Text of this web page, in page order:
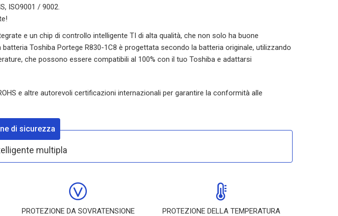
ISO9001 / 9002.
e un chip di controllo intelligente TI di alta qualità, che non solo ha buone
batteria Toshiba Portege R830-1C8 è progettata secondo la batteria originale, utilizzando
che possono essere compatibili al 100% con il tuo Toshiba e adattarsi
e altre autorevoli certificazioni internazionali per garantire la conformità alle
di sicurezza
multipla
PROTEZIONE DA SOVRATENSIONE PROTEZIONE DELLA TEMPERATURA